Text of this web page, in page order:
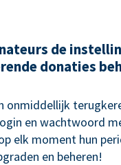
de
donaties
onmiddellijk
en wachtwoord
elk moment hun
en beheren!